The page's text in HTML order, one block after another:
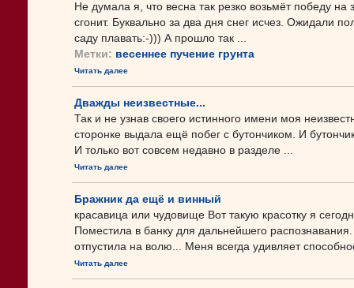
Не думала я, что весна так резко возьмёт победу
сгонит. Буквально за два дня снег исчез. Ожидали
саду плавать:-))) А прошло так ...
Метки: весеннее пучение грунта
Читать далее
Дважды неизвестные...
Так и не узнав своего истинного имени моя
сторонке выдала ещё побег с бутончиком. И
И только вот совсем недавно в разделе ...
Читать далее
Бражник да ещё и винный
красавица или чудовище Вот такую красотку я
Поместила в банку для дальнейшего
отпустила на волю... Меня всегда удивляет
Читать далее